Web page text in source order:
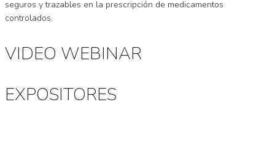
seguros y trazables en la prescripción de medicamentos
controlados.
VIDEO WEBINAR
EXPOSITORES